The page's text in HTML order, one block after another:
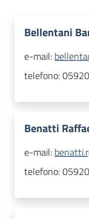
Bellentani
e-mail:
telefono:
Benatti
e-mail:
telefono: